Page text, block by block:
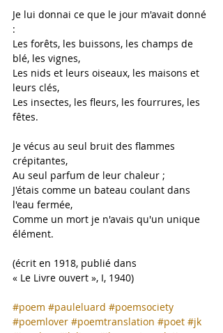
Je lui donnai ce que le jour m'avait donné
:
Les forêts, les buissons, les champs de
blé, les vignes,
Les nids et leurs oiseaux, les maisons et
leurs clés,
Les insectes, les fleurs, les fourrures, les
fêtes.
Je vécus au seul bruit des flammes
crépitantes,
Au seul parfum de leur chaleur ;
J'étais comme un bateau coulant dans
l'eau fermée,
Comme un mort je n'avais qu'un unique
élément.
(écrit en 1918, publié dans
« Le Livre ouvert », I, 1940)
#poem #pauleluard #poemsociety
#poemlover #poemtranslation #poet #jk